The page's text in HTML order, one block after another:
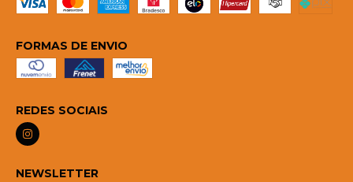
FORMAS DE ENVIO
REDES SOCIAIS
NEWSLETTER